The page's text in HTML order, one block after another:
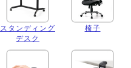
スタンディング
デスク
椅子